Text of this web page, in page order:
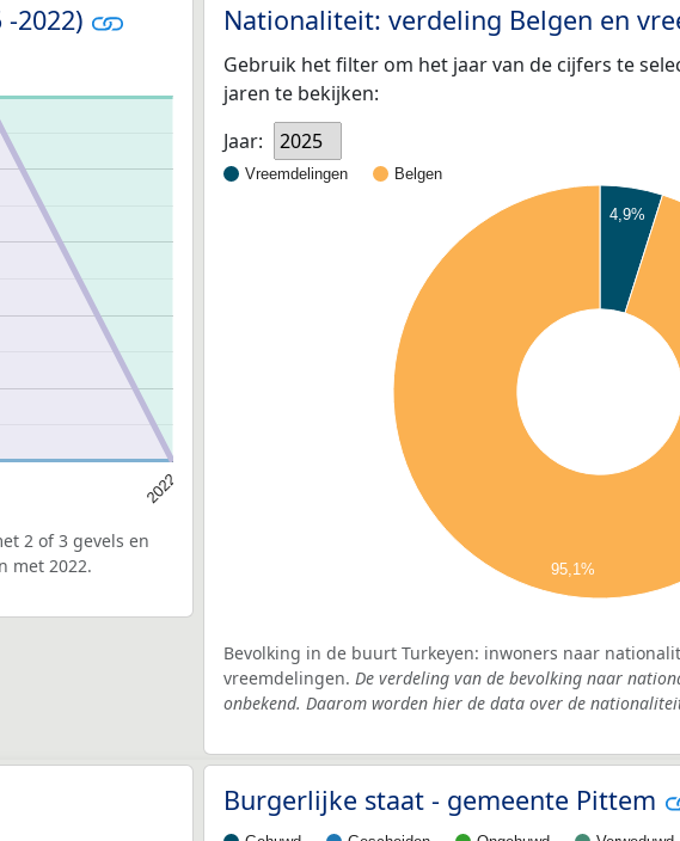
2022)
2022
2 of 3 gevels en
met 2022.
Nationaliteit: verdeling Belgen en
Gebruik het filter om het jaar van de cijfers te
jaren te bekijken:
Jaar:
2025
Vreemdelingen Belgen
4,9%
95,1%
Bevolking in de buurt Turkeyen: inwoners naar
vreemdelingen. De verdeling van de bevolking naar
onbekend. Daarom worden hier de data over de
Burgerlijke staat - gemeente Pittem